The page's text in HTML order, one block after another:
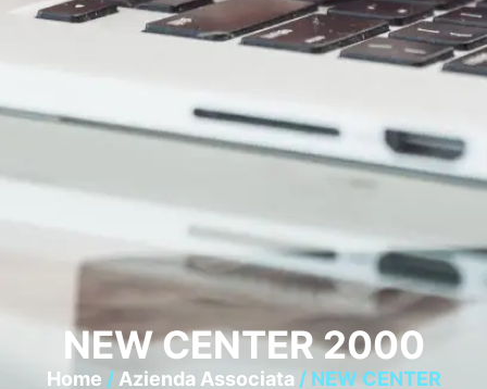
NEW CENTER 2000
Home / Azienda Associata / NEW CENTER